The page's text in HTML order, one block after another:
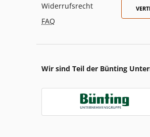
Widerrufsrecht
FAQ
Wir sind Teil der Bünting